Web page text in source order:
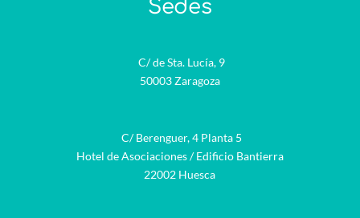
Sedes
C/ de Sta. Lucía, 9
50003 Zaragoza
C/ Berenguer, 4 Planta 5
Hotel de Asociaciones / Edificio Bantierra
22002 Huesca